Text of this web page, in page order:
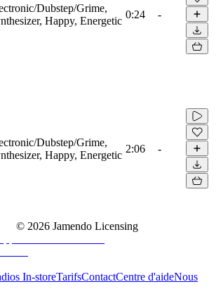
Dubstep/Grime,
Happy, Energetic
0:24 -
Dubstep/Grime,
Happy, Energetic
2:06 -
© 2026 Jamendo Licensing
In-storeTarifsContactCentre d'aideNous